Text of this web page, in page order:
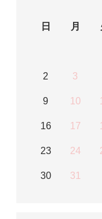
日
月
2 3
9 10
16 17
23 24
30 31